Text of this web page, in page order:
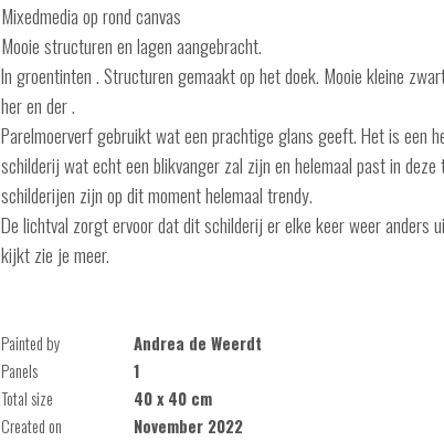
Mixedmedia op rond canvas
Mooie structuren en lagen aangebracht.
In groentinten . Structuren gemaakt op het doek. Mooie kleine
her en der .
Parelmoerverf gebruikt wat een prachtige glans geeft. Het is een
schilderij wat echt een blikvanger zal zijn en helemaal past in deze
schilderijen zijn op dit moment helemaal trendy.
De lichtval zorgt ervoor dat dit schilderij er elke keer weer anders
kijkt zie je meer.
Painted by
Andrea de Weerdt
Panels
1
Total size
40 x 40 cm
Created on
November 2022